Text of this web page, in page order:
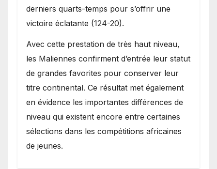
derniers quarts-temps pour s’offrir une
victoire éclatante (124-20).
Avec cette prestation de très haut niveau,
les Maliennes confirment d’entrée leur statut
de grandes favorites pour conserver leur
titre continental. Ce résultat met également
en évidence les importantes différences de
niveau qui existent encore entre certaines
sélections dans les compétitions africaines
de jeunes.